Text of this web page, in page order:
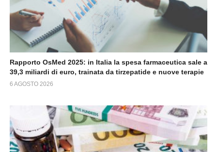
Rapporto OsMed 2025: in Italia la spesa farmaceutica sale a
39,3 miliardi di euro, trainata da tirzepatide e nuove terapie
6 AGOSTO 2026